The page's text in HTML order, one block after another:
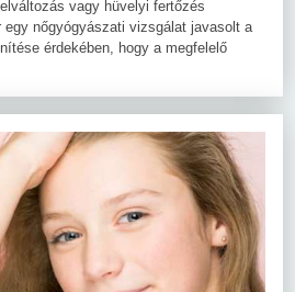
vagy hüvelyi fertőzés
nőgyógyászati vizsgálat javasolt a
érdekében, hogy a megfelelő